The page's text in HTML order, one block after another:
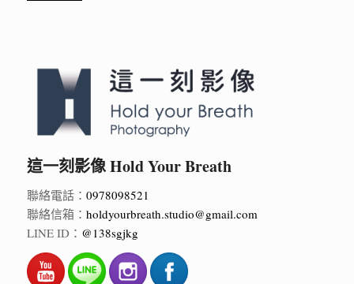
這一刻影像 Hold Your Breath
聯絡電話： 0978098521
聯絡信箱： holdyourbreath.studio@gmail.com
LINE ID： @138sgjkg